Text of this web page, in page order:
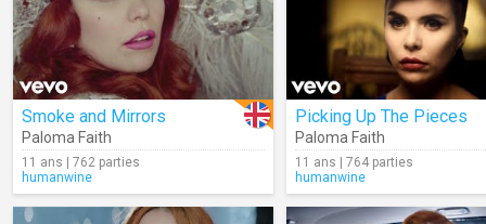
Smoke and Mirrors
Paloma Faith
11 ans | 762 parties
humanwine
Picking Up The Pieces
Paloma Faith
11 ans | 764 parties
humanwine